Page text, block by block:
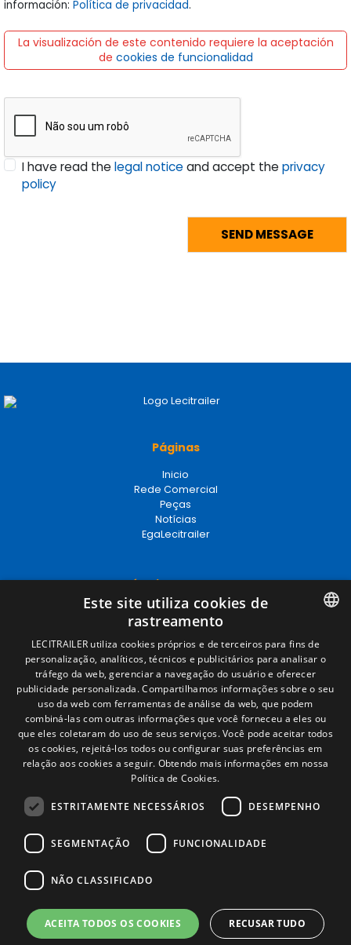
La visualización de este contenido requiere la aceptación
I have read thelegal notice and accept the
Inicio
Rede Comercial
Peças
Notícias
EgaLecitrailer
Aviso legal
Política de cookies
Condições Gerais de Venda
Gerenciar cookies
Contacto
Camino de los Huertos, S/N. Apdo 100
50620 - Casetas (Zaragoza) SPAIN
+(34) 976 462 121
SPANISH
ENGLISH
FRENCH
ITALIAN
PORTUGUESE
Este site utiliza cookies de
rastreamento
LECITRAILER utiliza cookies próprios e de terceiros para fins de
personalização, analíticos, técnicos e publicitários para analisar o
tráfego da web, gerenciar a navegação do usuário e oferecer
publicidade personalizada. Compartilhamos informações sobre o seu
uso da web com ferramentas de análise da web, que podem
combiná-las com outras informações que você forneceu a eles ou
que eles coletaram do uso de seus serviços. Você pode aceitar todos
os cookies, rejeitá-los todos ou configurar suas preferências em
relação aos cookies a seguir. Obtendo mais informações em nossa
Política de Cookies.
ESTRITAMENTE NECESSÁRIOS DESEMPENHO
SEGMENTAÇÃO FUNCIONALIDADE
NÃO CLASSIFICADO
ACEITA TODOS OS COOKIES RECUSAR TUDO